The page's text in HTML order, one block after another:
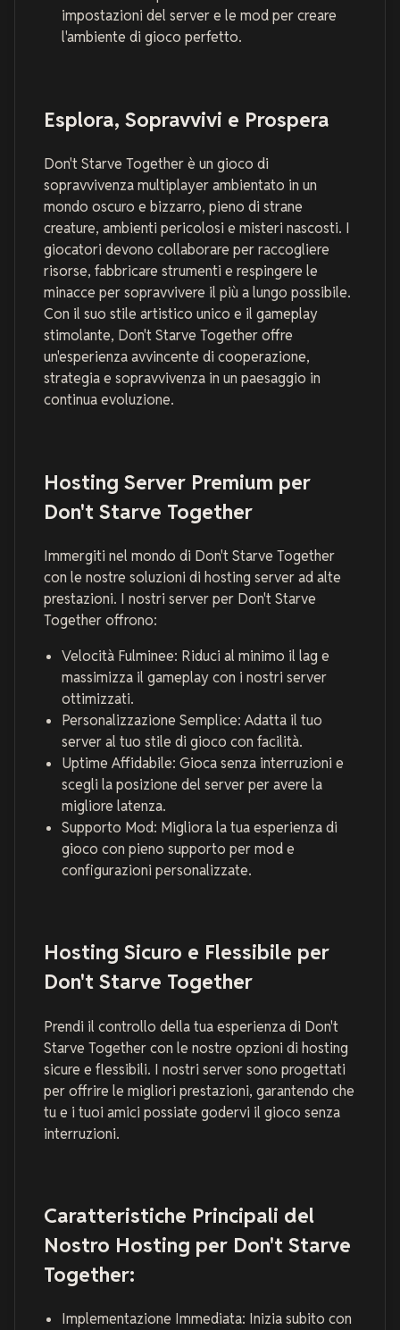
impostazioni del server e le mod per creare
l'ambiente di gioco perfetto.
Esplora, Sopravvivi e Prospera
Don't Starve Together è un gioco di
sopravvivenza multiplayer ambientato in un
mondo oscuro e bizzarro, pieno di strane
creature, ambienti pericolosi e misteri nascosti. I
giocatori devono collaborare per raccogliere
risorse, fabbricare strumenti e respingere le
minacce per sopravvivere il più a lungo possibile.
Con il suo stile artistico unico e il gameplay
stimolante, Don't Starve Together offre
un'esperienza avvincente di cooperazione,
strategia e sopravvivenza in un paesaggio in
continua evoluzione.
Hosting Server Premium per
Don't Starve Together
Immergiti nel mondo di Don't Starve Together
con le nostre soluzioni di hosting server ad alte
prestazioni. I nostri server per Don't Starve
Together offrono:
Velocità Fulminee: Riduci al minimo il lag e
massimizza il gameplay con i nostri server
ottimizzati.
Personalizzazione Semplice: Adatta il tuo
server al tuo stile di gioco con facilità.
Uptime Affidabile: Gioca senza interruzioni e
scegli la posizione del server per avere la
migliore latenza.
Supporto Mod: Migliora la tua esperienza di
gioco con pieno supporto per mod e
configurazioni personalizzate.
Hosting Sicuro e Flessibile per
Don't Starve Together
Prendi il controllo della tua esperienza di Don't
Starve Together con le nostre opzioni di hosting
sicure e flessibili. I nostri server sono progettati
per offrire le migliori prestazioni, garantendo che
tu e i tuoi amici possiate godervi il gioco senza
interruzioni.
Caratteristiche Principali del
Nostro Hosting per Don't Starve
Together:
Implementazione Immediata: Inizia subito con